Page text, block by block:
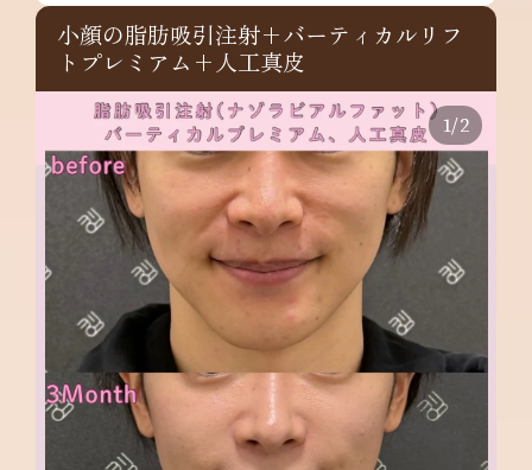
小顔の脂肪吸引注射+バーティカルリフ
トプレミアム+人工真皮
1/2